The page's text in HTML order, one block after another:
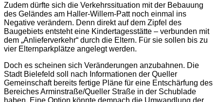
Zudem dürfte sich die Verkehrssituation mit der Bebauung
des Geländes am Haller-Willem-Patt noch einmal ins
Negative verändern. Denn direkt auf dem Zipfel des
Baugebiets entsteht eine Kindertagesstätte – verbunden mit
dem „Anlieferverkehr“ durch die Eltern. Für sie sollen bis zu
vier Elternparkplätze angelegt werden.
Doch es scheinen sich Veränderungen anzubahnen. Die
Stadt Bielefeld soll nach Informationen der Queller
Gemeinschaft bereits fertige Pläne für eine Entschärfung des
Bereiches Arminstraße/Queller Straße in der Schublade
haben. Eine Option könnte demnach die Umwandlung der